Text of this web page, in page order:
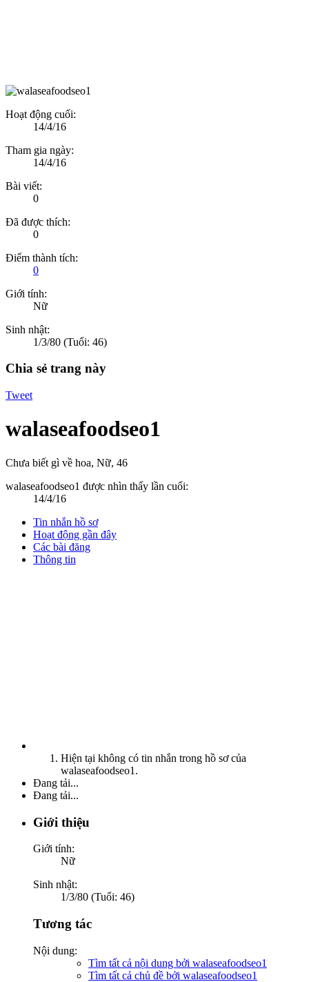
Hoạt động cuối:
14/4/16
Tham gia ngày:
14/4/16
Bài viết:
0
Đã được thích:
0
Điểm thành tích:
0
Giới tính:
Nữ
Sinh nhật:
1/3/80 (Tuổi: 46)
Chia sẻ trang này
Tweet
walaseafoodseo1
Chưa biết gì về hoa, Nữ, 46
walaseafoodseo1 được nhìn thấy lần cuối:
14/4/16
Tin nhắn hồ sơ
Hoạt động gần đây
Các bài đăng
Thông tin
Hiện tại không có tin nhắn trong hồ sơ của
walaseafoodseo1.
Đang tải...
Đang tải...
Giới thiệu
Giới tính:
Nữ
Sinh nhật:
1/3/80 (Tuổi: 46)
Tương tác
Nội dung:
Tìm tất cả nội dung bởi walaseafoodseo1
Tìm tất cả chủ đề bởi walaseafoodseo1